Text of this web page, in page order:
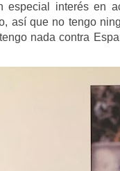
especial interés en
así que no tengo
nada contra